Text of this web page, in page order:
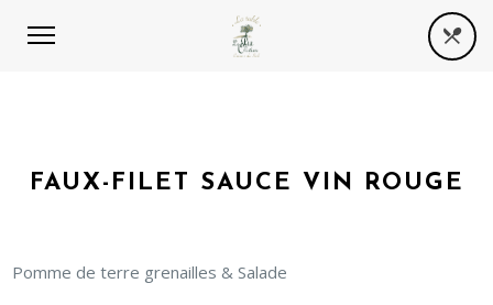
FAUX-FILET SAUCE VIN ROUGE
Pomme de terre grenailles & Salade